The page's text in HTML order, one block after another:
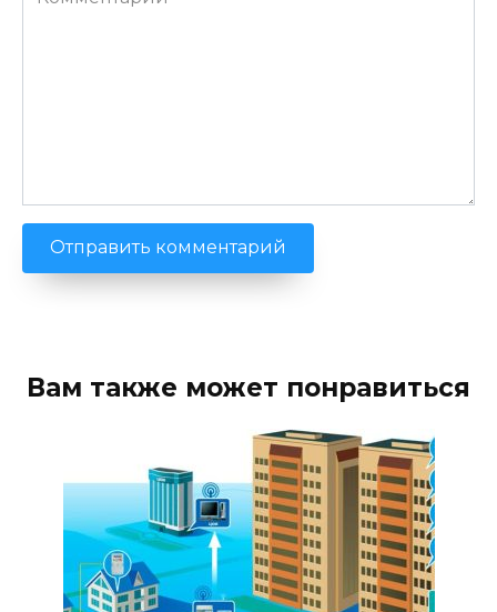
Вам также может понравиться